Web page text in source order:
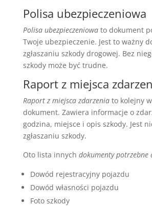
Polisa ubezpieczeniowa
Polisa ubezpieczeniowato dokument
Twoje ubezpieczenie. Jest to ważny
zgłaszaniu szkody drogowej. Bez
szkody może być trudne.
Raport z miejsca
Raport z miejsca zdarzeniato kolejny
dokument. Zawiera informacje o
godzina, miejsce i opis szkody. Jest
zgłaszaniu szkody.
Oto lista innych dokumenty potrzebne
Dowód rejestracyjny pojazdu
Dowód własności pojazdu
Foto szkody